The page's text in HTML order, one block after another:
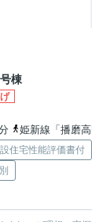
棟
姫新線「播磨
住宅性能評価書付